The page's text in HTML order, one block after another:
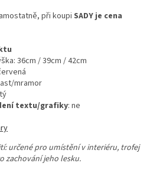
při koupi SADY je cena
36cm / 39cm / 42cm
mramor
textu/grafiky: ne
určené pro umístění v interiéru, trofej
zachování jeho lesku.